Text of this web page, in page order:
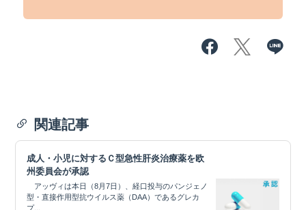
関連記事
成人・小児に対するＣ型急性肝炎治療薬を欧
州委員会が承認
アッヴィは本日（8月7日）、経口投与のパンジェノ
型・直接作用型抗ウイルス薬（DAA）であるグレカ
プ...